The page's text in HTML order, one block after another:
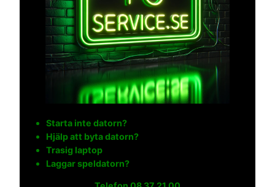
Starta inte datorn?
Hjälp att byta datorn?
Trasig laptop
Laggar speldatorn?